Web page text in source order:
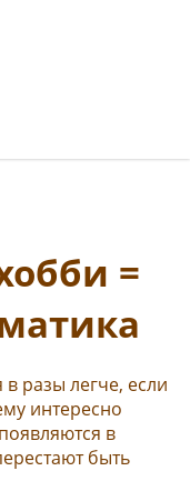
=
разы легче, если
интересно
в
быть